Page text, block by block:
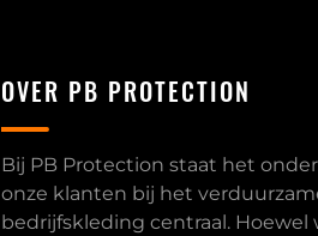
OVER PB PROTECTION
Bij PB Protection staat het
onze klanten bij het
bedrijfskleding centraal. Hoewel